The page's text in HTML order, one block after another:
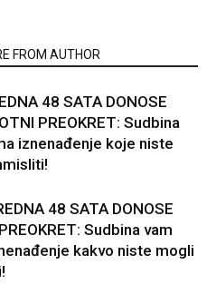
FROM AUTHOR
48 SATA DONOSE
PREOKRET: Sudbina
iznenađenje koje niste
48 SATA DONOSE
Sudbina vam
kakvo niste mogli